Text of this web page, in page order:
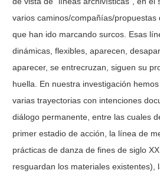
varios caminos/compañías/propuestas
que han ido marcando surcos. Esas
dinámicas, flexibles, aparecen,
aparecer, se entrecruzan, siguen su
huella. En nuestra investigación
varias trayectorias con intenciones
diálogo permanente, entre las cuales
primer estadio de acción, la línea de
prácticas de danza de fines de siglo
resguardan los materiales existentes),